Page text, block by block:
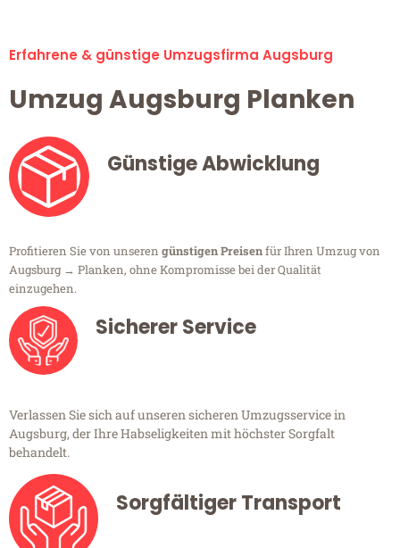
Erfahrene & günstige Umzugsfirma Augsburg
Umzug Augsburg Planken
Günstige Abwicklung
Profitieren Sie von unseren günstigen Preisenfür Ihren Umzug von
Augsburg → Planken, ohne Kompromisse bei der Qualität
einzugehen.
Sicherer Service
Verlassen Sie sich auf unseren sicheren Umzugsservice in
Augsburg, der Ihre Habseligkeiten mit höchster Sorgfalt
behandelt.
Sorgfältiger Transport